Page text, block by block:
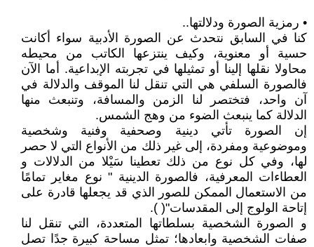
• رمزية الصورة ودلالتها..
كنا في السابق نتحدث عن الصورة الأدبية سواء أكانت
حسية أو معنوية، وكيف ينتزعها الكاتب من محيطه
محاولا نقلها إلينا أو تمثيلها في تجربته الإبداعية. أما الآن
فالصورة السلفي هي التي تنقل لنا الموقف والدلالة في
آن واحد، فتختصر لنا الزمن والمسافة، وتنبعث منها
الدلالة كما ينبعث الضوء من وهج الشمس.
إن الصورة تأتي دينية وصحفية وفنية وشخصية
وموضوعية ومفردة، إلى غير ذلك من الأنواع التي لا حصر
لها، وفي كل نوع من ذلك تعطينا سَيْلا من الدلالات و
العطاءات المعرفية، فالصورة الدينية " نوع مغاير تمامًا
من الاستعمال الممكن للصور الذي قد يجعلها قادرة على
إتاحة الولوج إلى المقدسات"( ).
و الصورة الشخصية بسلطاتها المتعددة، التي تنقل لنا
صفات الشخصية وابعادها؛ تمثل مساحة كبيرة جدًا تصل